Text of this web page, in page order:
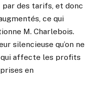
des tarifs, et donc
ce qui
M. Charlebois.
silencieuse qu’on ne
qui affecte les profits
en